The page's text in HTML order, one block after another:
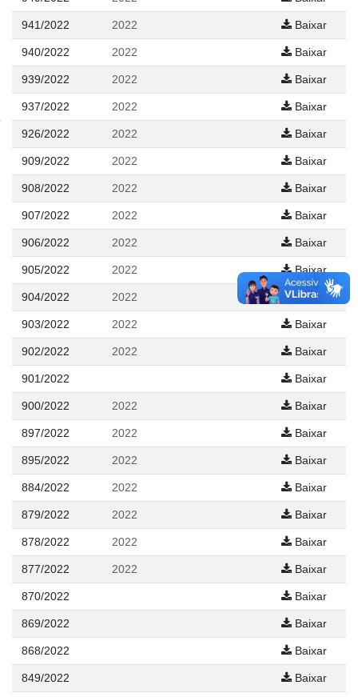
941/2022 2022 Baixar
940/2022 2022 Baixar
939/2022 2022 Baixar
937/2022 2022 Baixar
926/2022 2022 Baixar
909/2022 2022 Baixar
908/2022 2022 Baixar
907/2022 2022 Baixar
906/2022 2022 Baixar
905/2022 2022 Baixar
904/2022 2022 Baixar
903/2022 2022 Baixar
902/2022 2022 Baixar
901/2022 Baixar
900/2022 2022 Baixar
897/2022 2022 Baixar
895/2022 2022 Baixar
884/2022 2022 Baixar
879/2022 2022 Baixar
878/2022 2022 Baixar
877/2022 2022 Baixar
870/2022 Baixar
869/2022 Baixar
868/2022 Baixar
849/2022 Baixar